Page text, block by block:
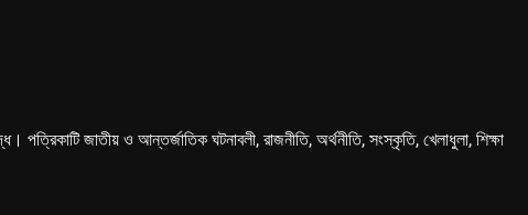
পত্রিকাটি জাতীয় ও আন্তর্জাতিক ঘটনাবলী, রাজনীতি, অর্থনীতি, সংস্কৃতি, খেলাধুলা, শিক্ষা